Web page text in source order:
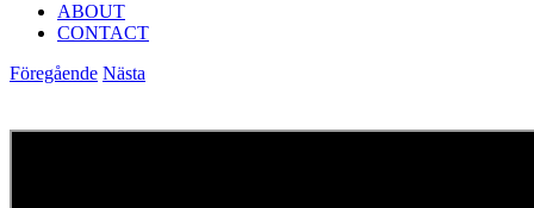
ABOUT
CONTACT
Föregående Nästa